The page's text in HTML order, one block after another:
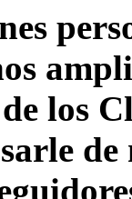
los